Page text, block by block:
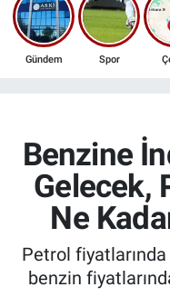
Gündem Spor
Benzine
Gelecek,
Ne
Petrol
benzin
3.SAYFA
Ekonomi
Güncel
İnanç
Trafik Durumu
Son Dakika
Haber Arşivi